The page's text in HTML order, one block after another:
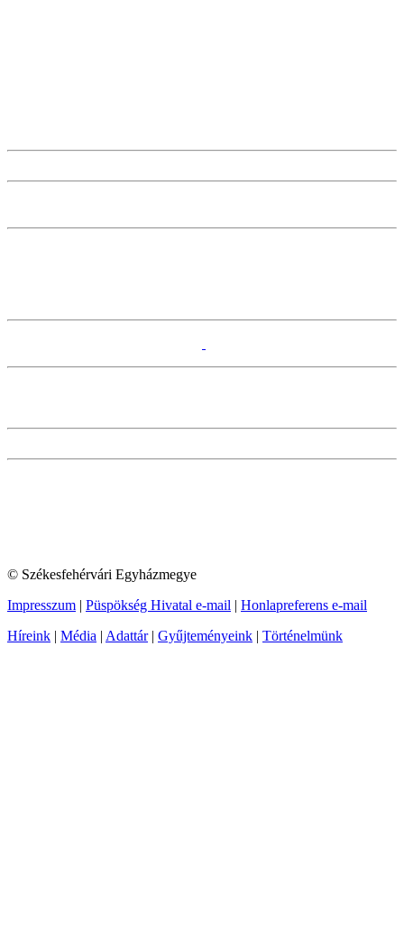
© Székesfehérvári Egyházmegye
Impresszum | Püspökség Hivatal e-mail | Honlapreferens e-mail
Híreink | Média | Adattár| Gyűjteményeink | Történelmünk